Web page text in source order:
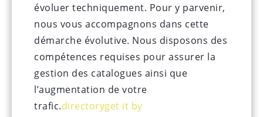
évoluer techniquement. Pour y parvenir,
nous vous accompagnons dans cette
démarche évolutive. Nous disposons des
compétences requises pour assurer la
gestion des catalogues ainsi que
l’augmentation de votre
trafic.directoryget it by